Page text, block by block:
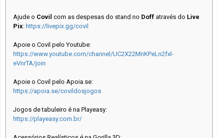
Ajude o Covil com as despesas do stand no Doff através do Live
Pix: https://livepix.gg/covil
Apoie o Covil pelo Youtube:
https://www.youtube.com/channel/UC2X22MnKPeLn2fxl-
eVnrTA/join
Apoie o Covil pelo Apoia.se:
https://apoia.se/covildosjogos
Jogos de tabuleiro é na Playeasy:
https://playeasy.com.br/